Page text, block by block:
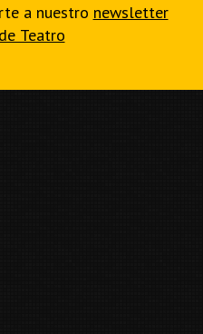
a nuestro newsletter
Teatro